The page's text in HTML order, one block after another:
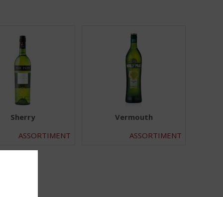
Sherry
ASSORTIMENT
Vermouth
ASSORTIMENT